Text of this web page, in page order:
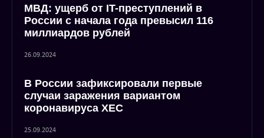
МВД: ущерб от IT-преступлений в
России с начала года превысил 116
миллиардов рублей
26.09.2024
В России зафиксировали первые
случаи заражения вариантом
коронавируса XEC
25.09.2024